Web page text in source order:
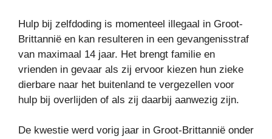
Hulp bij zelfdoding is momenteel illegaal in Groot-
Brittannië en kan resulteren in een gevangenisstraf
van maximaal 14 jaar. Het brengt familie en
vrienden in gevaar als zij ervoor kiezen hun zieke
dierbare naar het buitenland te vergezellen voor
hulp bij overlijden of als zij daarbij aanwezig zijn.
De kwestie werd vorig jaar in Groot-Brittannië onder